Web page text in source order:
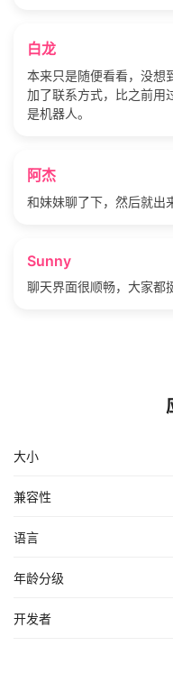
白龙
本来只是随便看看，没想
加了联系方式，比之前用
是机器人。
阿杰
和妹妹聊了下，然后就出
Sunny
聊天界面很顺畅，大家都
大小
兼容性
语言
年龄分级
开发者